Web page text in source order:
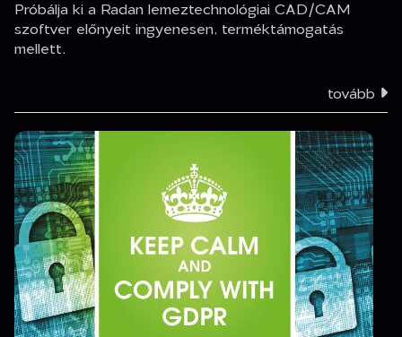
Próbálja ki a Radan lemeztechnológiai CAD/CAM
szoftver előnyeit ingyenesen, terméktámogatás
mellett.
tovább